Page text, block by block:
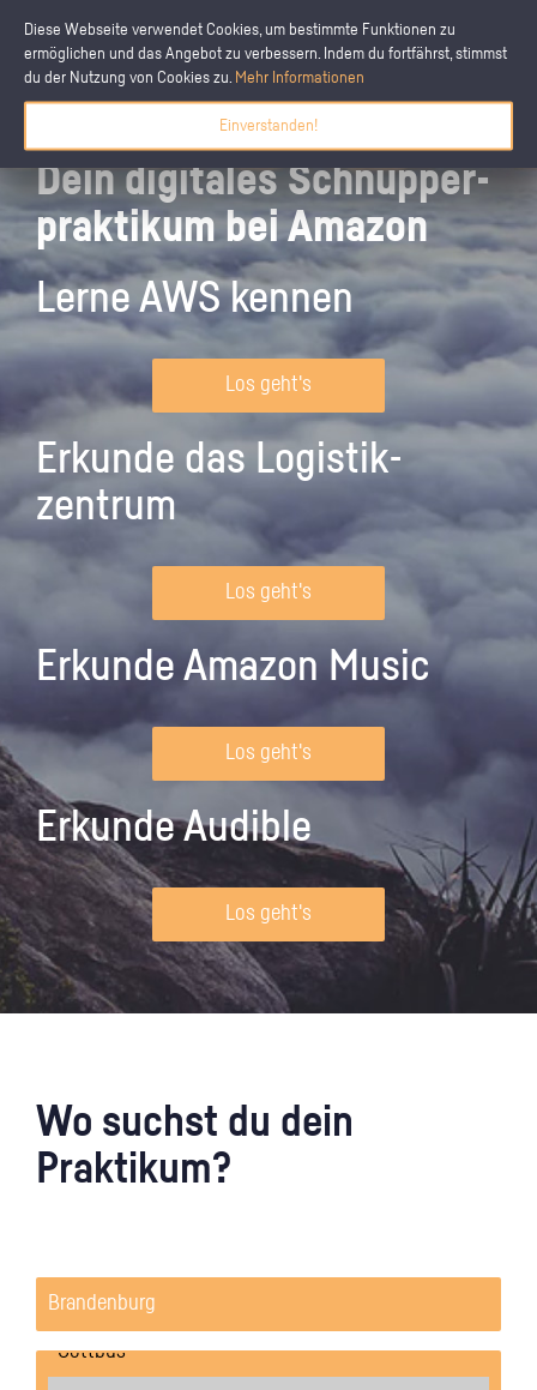
Diese Webseite verwendet Cookies, um bestimmte Funktionen zu
ermöglichen und das Angebot zu verbessern. Indem du fortfährst, stimmst
du der Nutzung von Cookies zu. Mehr Informationen
Einverstanden!
Dein digitales Schnupper­
praktikum bei Amazon
Lerne AWS kennen
Los geht's
Erkunde das Logistik­
zentrum
Los geht's
Erkunde Amazon Music
Los geht's
Erkunde Audible
Los geht's
Wo suchst du dein
Praktikum?